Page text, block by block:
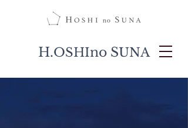
H.OSHIno SUNA